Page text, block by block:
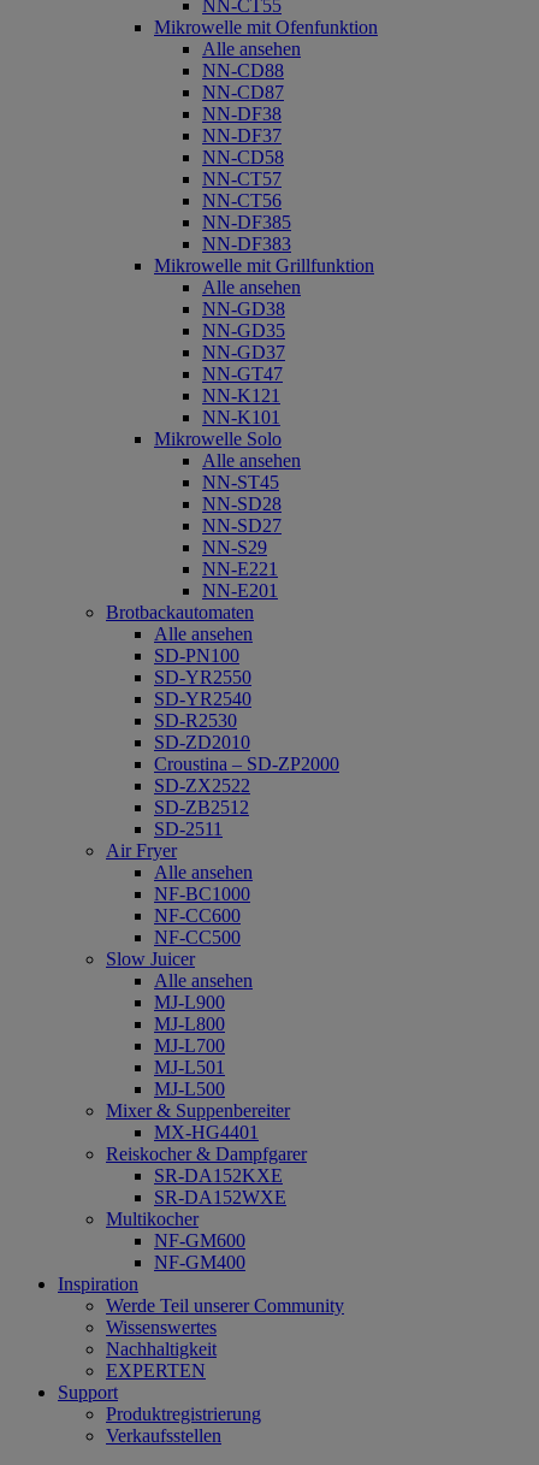
NN-CT55
Mikrowelle mit Ofenfunktion
Alle ansehen
NN-CD88
NN-CD87
NN-DF38
NN-DF37
NN-CD58
NN-CT57
NN-CT56
NN-DF385
NN-DF383
Mikrowelle mit Grillfunktion
Alle ansehen
NN-GD38
NN-GD35
NN-GD37
NN-GT47
NN-K121
NN-K101
Mikrowelle Solo
Alle ansehen
NN-ST45
NN-SD28
NN-SD27
NN-S29
NN-E221
NN-E201
Brotbackautomaten
Alle ansehen
SD-PN100
SD-YR2550
SD-YR2540
SD-R2530
SD-ZD2010
Croustina – SD-ZP2000
SD-ZX2522
SD-ZB2512
SD-2511
Air Fryer
Alle ansehen
NF-BC1000
NF-CC600
NF-CC500
Slow Juicer
Alle ansehen
MJ-L900
MJ-L800
MJ-L700
MJ-L501
MJ-L500
Mixer & Suppenbereiter
MX-HG4401
Reiskocher & Dampfgarer
SR-DA152KXE
SR-DA152WXE
Multikocher
NF-GM600
NF-GM400
Inspiration
Werde Teil unserer Community
Wissenswertes
Nachhaltigkeit
EXPERTEN
Support
Produktregistrierung
Verkaufsstellen